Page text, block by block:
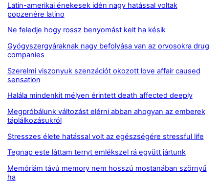
Latin-amerikai énekesek idén nagy hatással voltak
popzenére latino
Ne feledje hogy rossz benyomást kelt ha késik
Gyógyszergyáraknak nagy befolyása van az orvosokra drug
companies
Szerelmi viszonyuk szenzációt okozott love affair caused
sensation
Halála mindenkit mélyen érintett death affected deeply
Megpróbálunk változást elérni abban ahogyan az emberek
táplálkozásukról
Stresszes élete hatással volt az egészségére stressful life
Tegnap este láttam terryt emlékszel rá együtt jártunk
Memóriám távú memory nem hosszú mostanában szörnyű
ha